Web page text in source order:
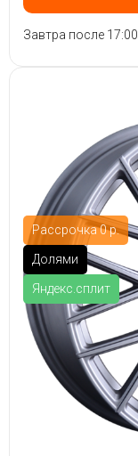
Завтра после 17:00
Рассрочка 0 р.
Долями
Яндекс.сплит